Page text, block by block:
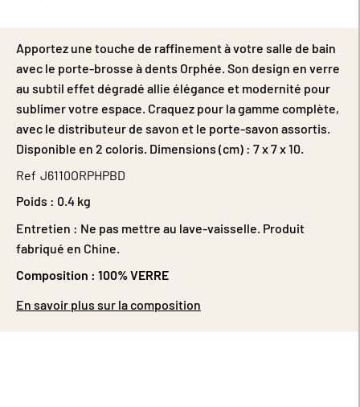
Apportez une touche de raffinement à votre salle de bain
avec le porte-brosse à dents Orphée. Son design en verre
au subtil effet dégradé allie élégance et modernité pour
sublimer votre espace. Craquez pour la gamme complète,
avec le distributeur de savon et le porte-savon assortis.
Disponible en 2 coloris. Dimensions (cm) : 7 x 7 x 10.
Ref J6110ORPHPBD
Poids : 0.4 kg
Entretien : Ne pas mettre au lave-vaisselle. Produit
fabriqué en Chine.
Composition : 100% VERRE
En savoir plus sur la composition